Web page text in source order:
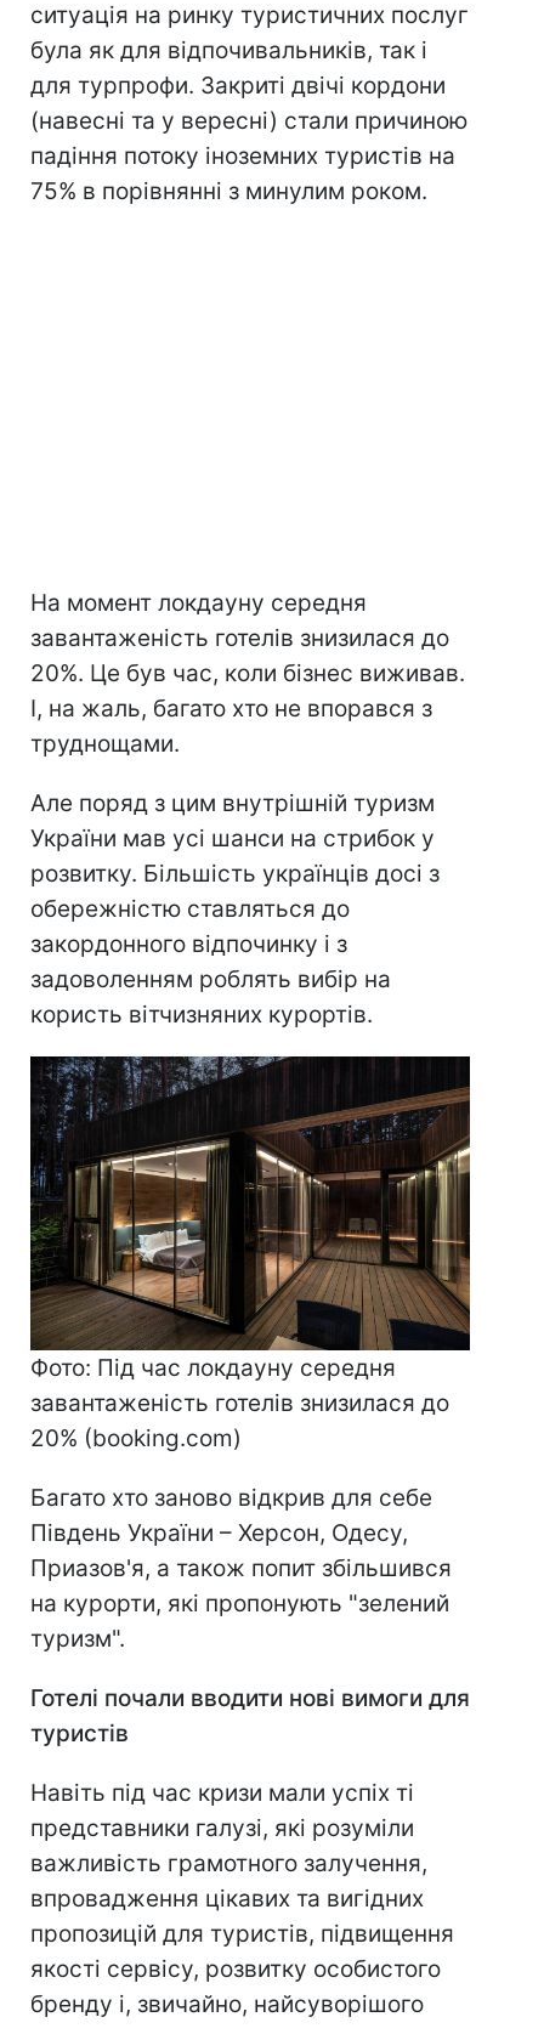
ситуація на ринку туристичних послуг
була як для відпочивальників, так і
для турпрофи. Закриті двічі кордони
(навесні та у вересні) стали причиною
падіння потоку іноземних туристів на
75% в порівнянні з минулим роком.
На момент локдауну середня
завантаженість готелів знизилася до
20%. Це був час, коли бізнес виживав.
І, на жаль, багато хто не впорався з
труднощами.
Але поряд з цим внутрішній туризм
України мав усі шанси на стрибок у
розвитку. Більшість українців досі з
обережністю ставляться до
закордонного відпочинку і з
задоволенням роблять вибір на
користь вітчизняних курортів.
Фото: Під час локдауну середня
завантаженість готелів знизилася до
20% (booking.com)
Багато хто заново відкрив для себе
Південь України – Херсон, Одесу,
Приазов'я, а також попит збільшився
на курорти, які пропонують "зелений
туризм".
Готелі почали вводити нові вимоги для
туристів
Навіть під час кризи мали успіх ті
представники галузі, які розуміли
важливість грамотного залучення,
впровадження цікавих та вигідних
пропозицій для туристів, підвищення
якості сервісу, розвитку особистого
бренду і, звичайно, найсуворішого